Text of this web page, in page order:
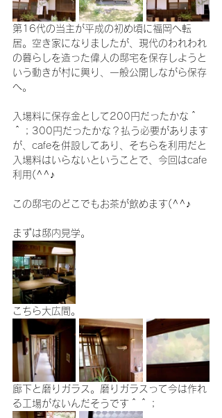
第16代の当主が平成の初め頃に福岡へ転
居。空き家になりましたが、現代のわれわれ
の暮らしを造った偉人の邸宅を保存しようと
いう動きが村に興り、一般公開しながら保存
へ。
入場料に保存金として200円だったかな＾
＾；300円だったかな？払う必要があります
が、cafeを併設してあり、そちらを利用だと
入場料はいらないということで、今回はcafe
利用(^^♪
この邸宅のどこでもお茶が飲めます(^^♪
まずは邸内見学。
こちら大広間。
廊下と磨りガラス。磨りガラスって今は作れ
る工場がないんだそうです＾＾；